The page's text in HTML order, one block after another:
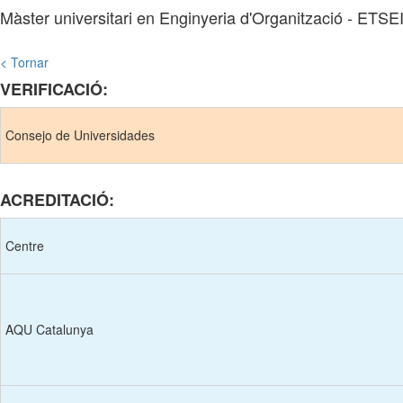
Màster universitari en Enginyeria d'Organització -
< Tornar
VERIFICACIÓ:
Consejo de Universidades
ACREDITACIÓ:
Centre
AQU Catalunya